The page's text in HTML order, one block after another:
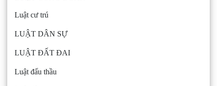
Luật cư trú
LUẬT DÂN SỰ
LUẬT ĐẤT ĐAI
Luật đấu thầu